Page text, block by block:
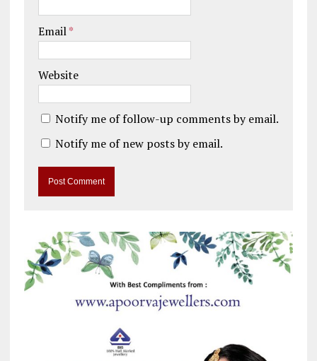
Email*
Website
Notify me of follow-up comments by email.
Notify me of new posts by email.
t
e
r